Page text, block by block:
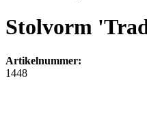
Stolvorm
Artikelnummer:
1448